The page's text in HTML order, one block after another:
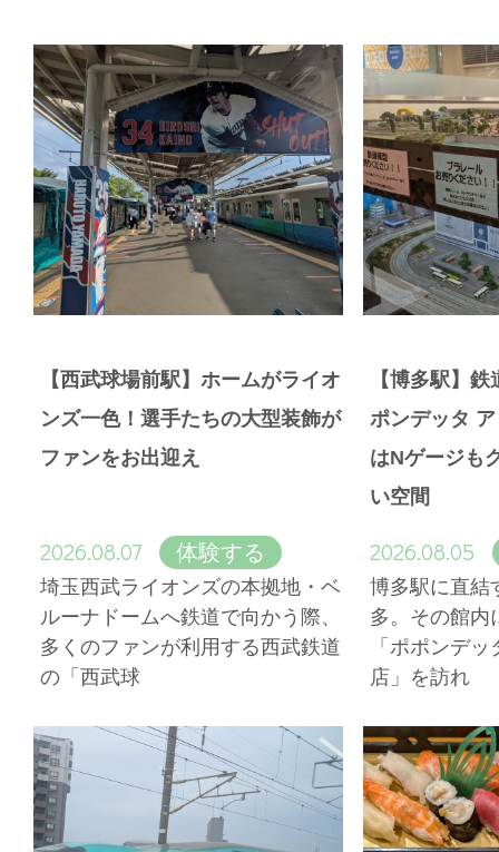
【西武球場前駅】ホームがライオ
ンズ一色！選手たちの大型装飾が
ファンをお出迎え
2026.08.07 体験する
埼玉西武ライオンズの本拠地・ベ
ルーナドームへ鉄道で向かう際、
多くのファンが利用する西武鉄道
の「西武球
【博多駅】
ポンデッタ
はNゲージも
い空間
2026.08.05
博多駅に直結
多。その館内
「ポポンデ
店」を訪れ